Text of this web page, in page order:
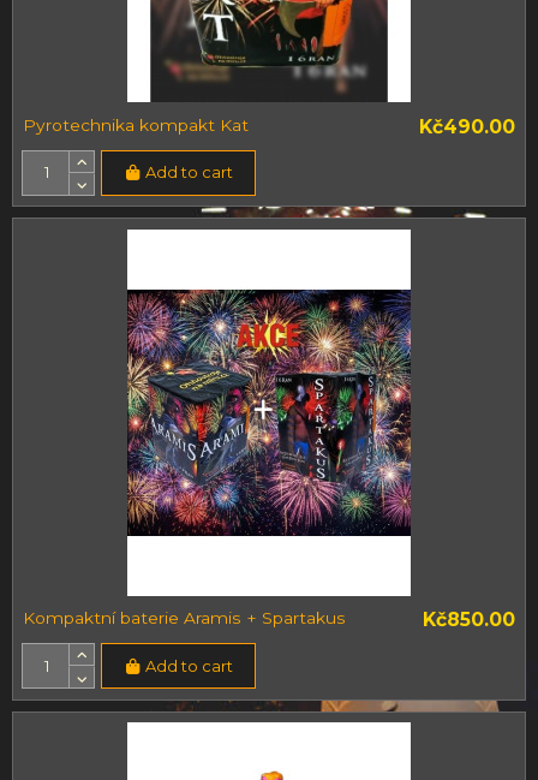
Pyrotechnika kompakt Kat Kč490.00
Add to cart
Kompaktní baterie Aramis + Spartakus Kč850.00
Add to cart